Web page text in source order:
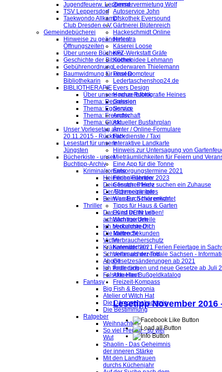
Jugendfeuerw. Leppersd.
TSV Leppersdorf
Taekwondo Allkampf
Club Dresden e.V.
Gemeindebücherei
Hinweise zu geänderten
Öffnungszeiten
Über unsere Bücherei
Geschichte der Bibliothek
Gebührenordnung
Baumwidmung für unsere
Bibliothekarin
BIBLIOTHERAPIE
Über unsere neue Rubrik
Thema: Depression
Thema: Egoismus
Thema: Freundschaft
Thema: Glück
Unser Vorlesetag am
20.11.2015 - Rückblick
Lesestart für unsere
Jüngsten
Bücherkiste - unser
Buchtipp-Archiv
Kriminalromane
Heimliche Fährten
Dein finsteres Herz
Der Schneegänger
Beim ersten Schärenlicht
Thriller
Das Kind in mir will
achtsam morden
Ich beobachte Dich
Die kalten Sekunden
Victim
Krähenmädchen
Schneller als der Tod
Abgott
Ich finde dich
Falsche Haut
Fantasy
Big Fish & Begonia
Atelier of Witch Hat
Die Dämonenakademie
Die Bestimmung
Ratgeber
Weihnachten
So viel Freude - so viel
Wut
Shaolin - Das Geheimnis
der inneren Stärke
Mit den Landfrauen
durchs Küchenjahr
Zimmervermietung Wolf
Autoservice John
Diskothek Eversound
Gärtnerei Blütenreich
Hackeschmidt Online
Helestra
Käserei Loose
KFZ-Werkstatt Gräfe
Küchenidee Lehmann
Lederwaren Thielemann
Pixel Dompteur
Ledertaschenshop24.de
Evers Design
Hochzeitsfotografie Heines
Galerien
Service
Archiv
Aktueller Busfahrplan
Ämter / Online-Formulare
Fahrdienste / Taxi
Interaktive Landkarte
Hinweis zur Untersagung von
Mieträumlichkeiten für Feiern und
Eine App für die Tonne
Entsorgungstermine 2021
Ferienkalender 2023
Gesuch: Pferde suchen ein Zuhause
Allgemeine Infos
Was Euch hier erwartet
Tipps für Haus & Garten
Es ist DEIN Leben!
Wichtige Urteile
Verkehrsrecht
Mietrecht
Verbraucherschutz
Kalender 2021 Ferien Feiertage in
Verbraucherzentrale Sachsen -
Gesetzesänderungen ab 2021
Änderungen und neue Gesetze ab Juli
Aktueller Bußgeldkatalog
Freizeit-Kompass
Lesetipp November 2016